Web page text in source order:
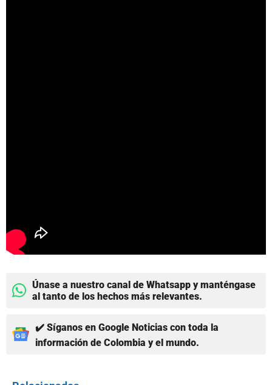
Únase a nuestro canal de Whatsapp y manténgase
al tanto de los hechos más relevantes.
✔️ Síganos en Google Noticias con toda la
información de Colombia y el mundo.